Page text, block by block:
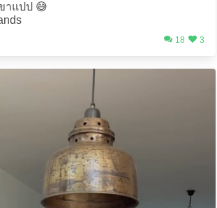
าแปป 😅
18 3